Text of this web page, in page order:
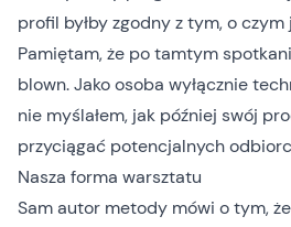
profil byłby zgodny z tym, o
Pamiętam, że po tamtym
blown. Jako osoba wyłącznie
nie myślałem, jak później swój
przyciągać potencjalnych
Nasza forma warsztatu
Sam autor metody mówi o tym,